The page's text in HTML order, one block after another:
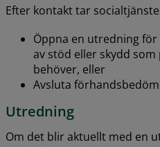
Efter kontakt tar
Öppna en utredning
av stöd eller skydd
behöver, eller
Avsluta
Utredning
Om det blir aktuellt med en